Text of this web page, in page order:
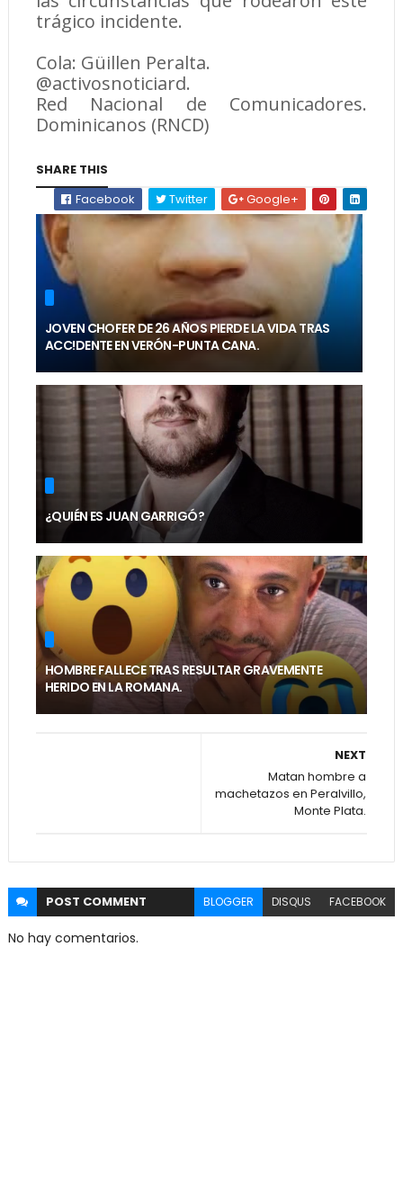
trágico incidente.
Cola: Güillen Peralta.
@activosnoticiard.
Red Nacional de Comunicadores.
Dominicanos (RNCD)
SHARE THIS
Facebook
Twitter Google+
JOVEN CHOFER DE 26 AÑOS PIERDE LA VIDA TRAS
ACC!DENTE EN VERÓN-PUNTA CANA.
¿QUIÉN ES JUAN GARRIGÓ?
HOMBRE FALLECE TRAS RESULTAR GRAVEMENTE
HERIDO EN LA ROMANA.
NEXT
Matan hombre a
machetazos en Peralvillo,
Monte Plata.
POST COMMENT BLOGGER DISQUS FACEBOOK
No hay comentarios.